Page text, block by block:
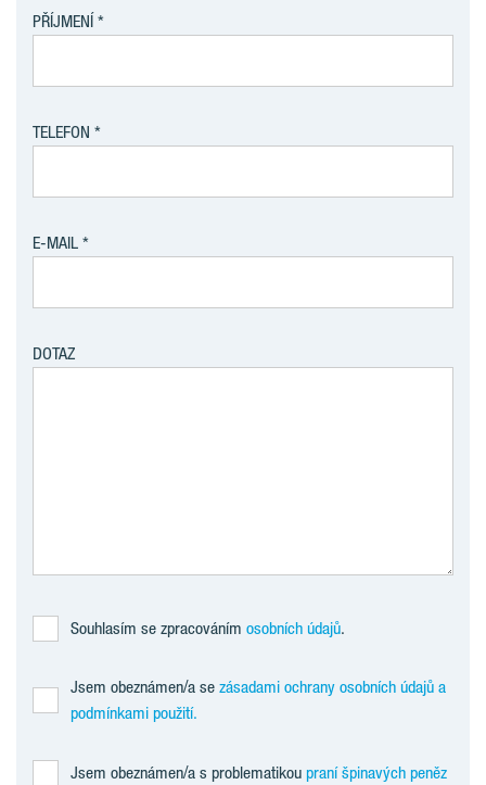
PŘÍJMENÍ
TELEFON
E-MAIL
DOTAZ
Souhlasím se zpracováním osobních údajů.
Jsem obeznámen/a se zásadami ochrany osobních údajů a
podmínkami použití.
Jsem obeznámen/a s problematikou praní špinavých peněz